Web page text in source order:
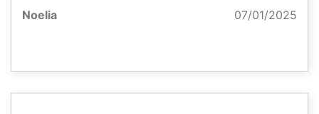
Noelia 07/01/2025